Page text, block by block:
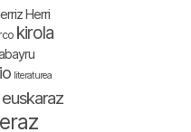
Herri
kirola
literaturea